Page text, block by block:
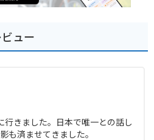
ュー
行きました。日本で唯一との話し
も済ませてきました。